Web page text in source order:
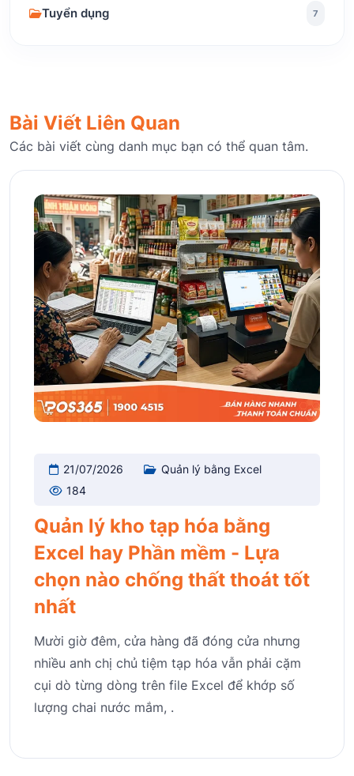
Tuyển dụng 7
Bài Viết Liên Quan
Các bài viết cùng danh mục bạn có thể quan tâm.
21/07/2026
Quản lý bằng Excel
184
Quản lý kho tạp hóa bằng
Excel hay Phần mềm - Lựa
chọn nào chống thất thoát tốt
nhất
Mười giờ đêm, cửa hàng đã đóng cửa nhưng
nhiều anh chị chủ tiệm tạp hóa vẫn phải cặm
cụi dò từng dòng trên file Excel để khớp số
lượng chai nước mắm, .